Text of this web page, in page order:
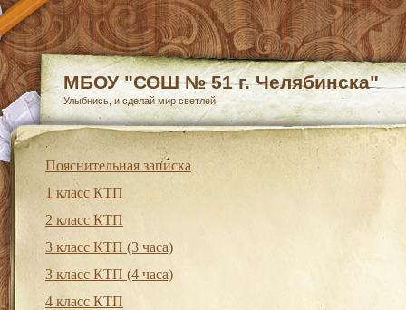
МБОУ "СОШ № 51 г. Челябинска"
Улыбнись, и сделай мир светлей!
Пояснительная записка
1 класс КТП
2 класс КТП
3 класс КТП (3 часа)
3 класс КТП (4 часа)
4 класс КТП